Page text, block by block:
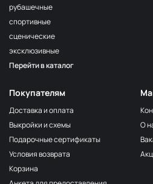
рубашечные
спортивные
сценические
эксклюзивные
Перейти в каталог
Покупателям
Доставка и оплата
Выкройки и схемы
Подарочные сертификаты
Условия возврата
Корзина
О